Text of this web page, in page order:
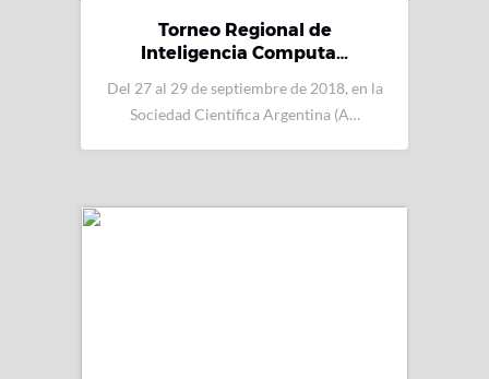
Torneo Regional de
Inteligencia Computa…
Del 27 al 29 de septiembre de 2018, en la
Sociedad Científica Argentina (A…